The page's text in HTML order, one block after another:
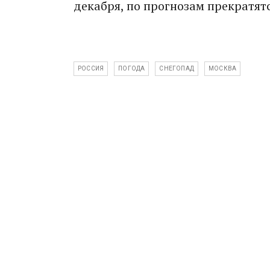
декабря, по прогнозам
РОССИЯ ПОГОДА СНЕГОПАД МОСКВА